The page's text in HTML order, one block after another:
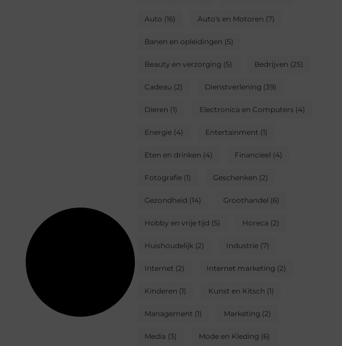
Auto (16) Auto's en Motoren (7)
Banen en opleidingen (5)
Beauty en verzorging (5) Bedrijven (25)
Cadeau (2) Dienstverlening (39)
Dieren (1) Electronica en Computers (4)
Energie (4) Entertainment (1)
Eten en drinken (4) Financieel (4)
Fotografie (1) Geschenken (2)
Gezondheid (14) Groothandel (6)
Hobby en vrije tijd (5) Horeca (2)
Huishoudelijk (2) Industrie (7)
Internet (2) Internet marketing (2)
Kinderen (1) Kunst en Kitsch (1)
Management (1) Marketing (2)
Media (3) Mode en Kleding (6)